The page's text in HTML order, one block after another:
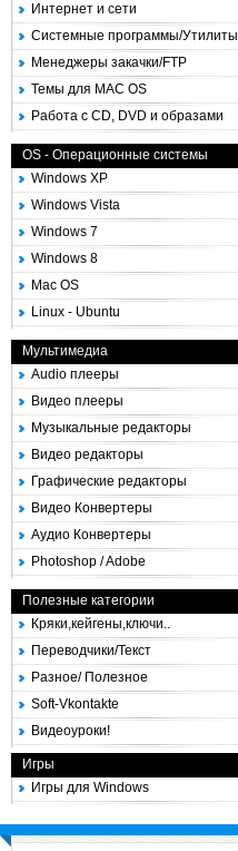
Интернет и сети
Системные программы/Утилиты
Менеджеры закачки/FTP
Темы для MAC OS
Работа с CD, DVD и образами
OS - Операционные системы
Windows XP
Windows Vista
Windows 7
Windows 8
Mac OS
Linux - Ubuntu
Мультимедиа
Audio плееры
Видео плееры
Музыкальные редакторы
Видео редакторы
Графические редакторы
Видео Конвертеры
Аудио Конвертеры
Photoshop / Adobe
Полезные категории
Кряки,кейгены,ключи..
Переводчики/Текст
Разное/ Полезное
Soft-Vkontakte
Видеоуроки!
Игры
Игры для Windows